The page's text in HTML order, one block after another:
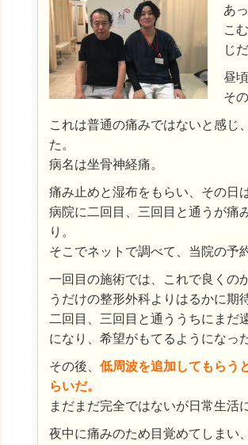
あ
こ
じ
昼
そ
これは普通の痛みではないと感じ
た。
病名は坐骨神経痛。
痛み止めと湿布をもらい、その日
病院に二回目、三回目と通うが痛
り。
そこでネットで調べて、当院の予
一回目の施術では、これで良くの
うだけの整形外科よりはるかに期
二回目、三回目と通ううちにまだ
になり、希望がもてるようになった
その後、 低周波を追加してもらう
らいだ。
まだまだ完全ではないが日常生活
夜中に痛みのため目覚めてしまい